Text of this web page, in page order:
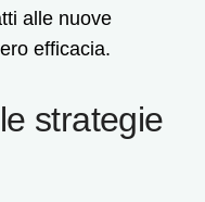
alle nuove
efficacia.
strategie